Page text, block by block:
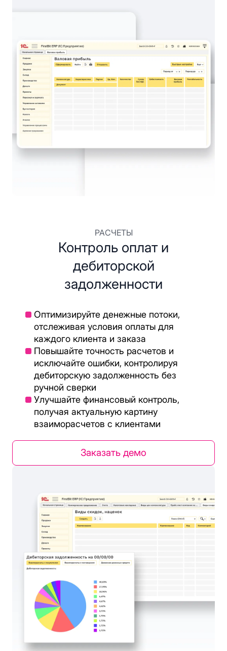
РАСЧЕТЫ
Контроль оплат и
дебиторской
задолженности
Оптимизируйте денежные потоки,
отслеживая условия оплаты для
каждого клиента и заказа
Повышайте точность расчетов и
исключайте ошибки, контролируя
дебиторскую задолженность без
ручной сверки
Улучшайте финансовый контроль,
получая актуальную картину
взаиморасчетов с клиентами
Заказать демо